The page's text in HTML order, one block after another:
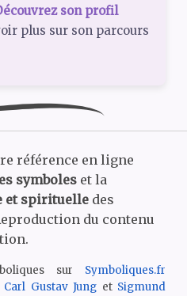
son profil
plus sur son parcours
référence en ligne
symboleset la
et spirituelledes
du contenu
sur Symboliques.fr
Carl Gustav Jung et Sigmund